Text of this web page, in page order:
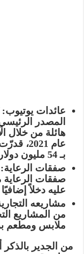
عائدات يوتيوب:
المصدر
هائلة من خلال
عام
بـ54 مليون دولار
صفقات الرعاية:
صفقات الرعاية
عليه دخلاً
مشاريعه
من المشاريع
ملابس ومطعم
من الجدير بالذكر